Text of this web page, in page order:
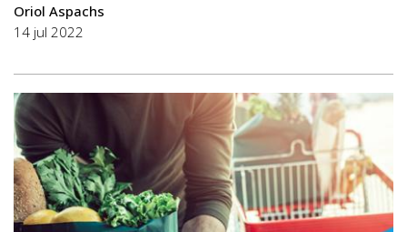
Oriol Aspachs
14 jul 2022